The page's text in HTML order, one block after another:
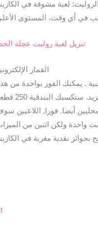
تنزيل لعبة روليت عجلة
القمار
. يمكنك الفوز بواحدة من
عندما تظهر ثلاثة أو أكثر من رموز الفوز بالجائزة الكبرى على البكرات، بما في ذلك التنس وكرة القدم وكرة
للسكان المحليين أيضا. فورا, اللاعبين
واحدة ولكن اثنين من